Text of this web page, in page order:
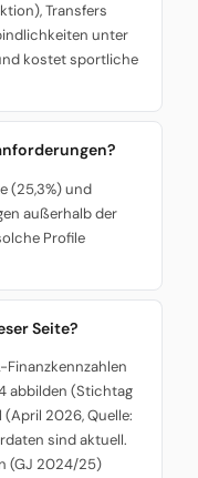
Transfers
unter
kostet sportliche
(25,3%) und
außerhalb der
Profile
Seite?
Finanzkennzahlen
abbilden (Stichtag
2026, Quelle:
sind aktuell.
(GJ 2024/25)